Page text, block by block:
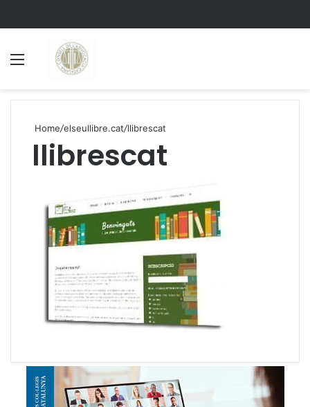
Home/elseullibre.cat/llibrescat
llibrescat